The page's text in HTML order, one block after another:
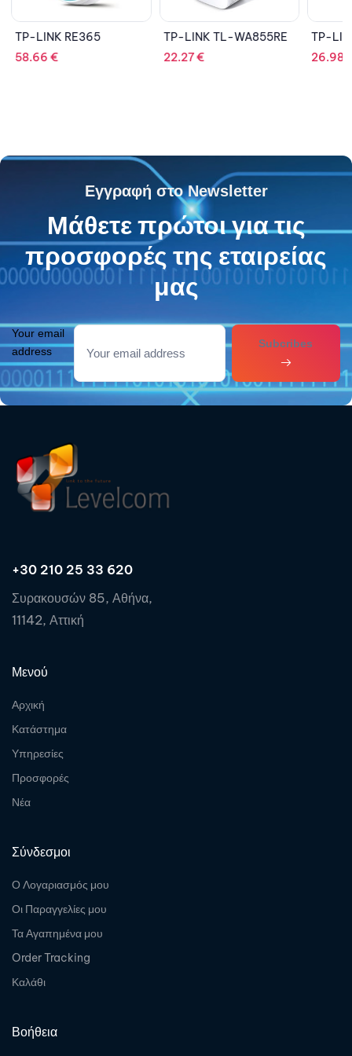
TP-LINK RE365
58.66 €
TP-LINK TL-WA855RE
22.27€
TP-
26.98
Εγγραφή στο Newsletter
Μάθετε πρώτοι για τις
προσφορές της εταιρείας
μας
Your email
address
Subcribes
+30 210 25 33 620
Συρακουσών 85, Αθήνα,
11142, Αττική
Μενού
Αρχική
Κατάστημα
Υπηρεσίες
Προσφορές
Νέα
Σύνδεσμοι
Ο Λογαριασμός μου
Οι Παραγγελίες μου
Τα Αγαπημένα μου
Order Tracking
Καλάθι
Βοήθεια